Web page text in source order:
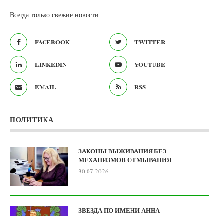
Всегда только свежие новости
FACEBOOK TWITTER
LINKEDIN YOUTUBE
EMAIL RSS
ПОЛИТИКА
ЗАКОНЫ ВЫЖИВАНИЯ БЕЗ
МЕХАНИЗМОВ ОТМЫВАНИЯ
30.07.2026
ЗВЕЗДА ПО ИМЕНИ АННА